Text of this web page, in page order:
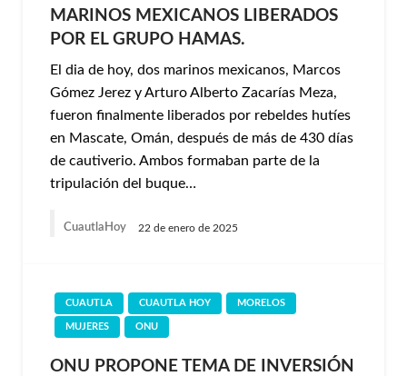
MARINOS MEXICANOS LIBERADOS
POR EL GRUPO HAMAS.
El dia de hoy, dos marinos mexicanos, Marcos
Gómez Jerez y Arturo Alberto Zacarías Meza,
fueron finalmente liberados por rebeldes hutíes
en Mascate, Omán, después de más de 430 días
de cautiverio. Ambos formaban parte de la
tripulación del buque…
CuautlaHoy 22 de enero de 2025
CUAUTLA CUAUTLA HOY MORELOS
MUJERES ONU
ONU PROPONE TEMA DE INVERSIÓN